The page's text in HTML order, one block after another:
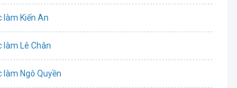
làm Kiến An
làm Lê Chân
làm Ngô Quyền